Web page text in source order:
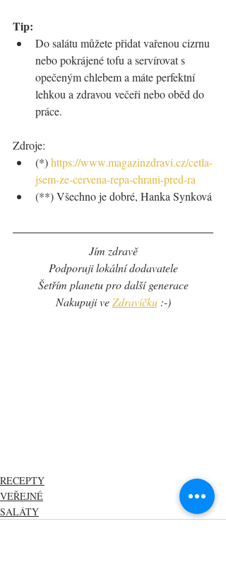
Tip:
Do salátu můžete přidat vařenou cizrnu
nebo pokrájené tofu a servírovat s
opečeným chlebem a máte perfektní
lehkou a zdravou večeři nebo oběd do
práce.
Zdroje:
(*) https://www.magazinzdravi.cz/cetla-
jsem-ze-cervena-repa-chrani-pred-ra
(**) Všechno je dobré, Hanka Synková
Jím zdravě
Podporuji lokální dodavatele
Šetřím planetu pro další generace
Nakupuji ve Zdravíčku :-)
RECEPTY
VEŘEJNÉ
SALÁTY